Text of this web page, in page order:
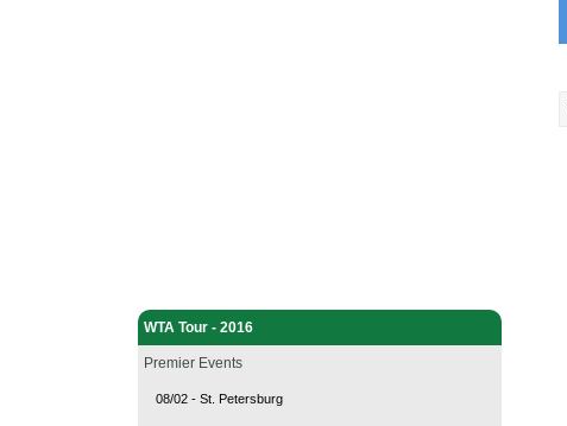
WTA Tour - 2016
Premier Events
08/02 - St. Petersburg